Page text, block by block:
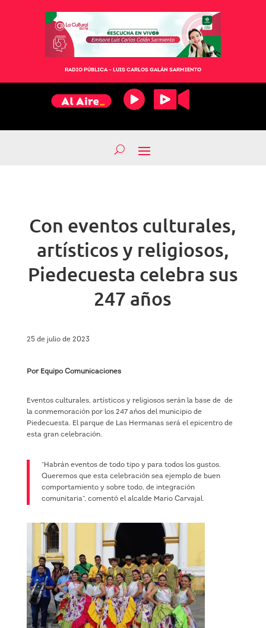
RADIO PÚBLICA – LUIS CARLOS GALÁN SARMIENTO
Con eventos culturales,
artísticos y religiosos,
Piedecuesta celebra sus
247 años
25 de julio de 2023
Por Equipo Comunicaciones
Eventos culturales, artísticos y religiosos serán la base de de
la conmemoración por los 247 años del municipio de
Piedecuesta. El parque de Las Hermanas será el epicentro de
esta gran celebración.
“Habrán eventos de todo tipo y para todos los gustos.
Queremos que esta celebración sea ejemplo de buen
comportamiento y sobre todo, de integración
comunitaria”, comentó el alcalde Mario Carvajal.